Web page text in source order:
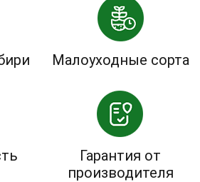
Малоуходные сорта
Гарантия от
производителя